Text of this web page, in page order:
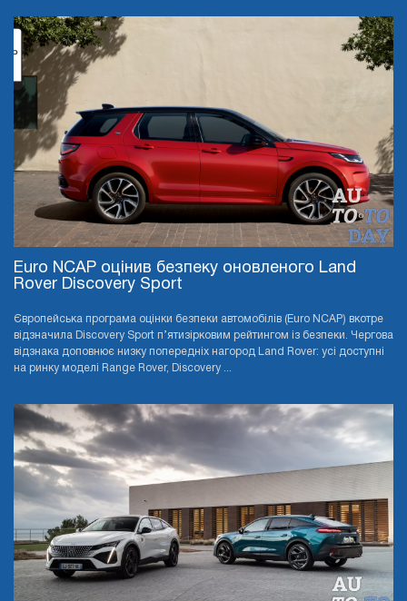
Euro NCAP оцінив безпеку оновленого Land
Rover Discovery Sport
Європейська програма оцінки безпеки автомобілів (Euro NCAP) вкотре
відзначила Discovery Sport п’ятизірковим рейтингом із безпеки. Чергова
відзнака доповнює низку попередніх нагород Land Rover: усі доступні
на ринку моделі Range Rover, Discovery ...